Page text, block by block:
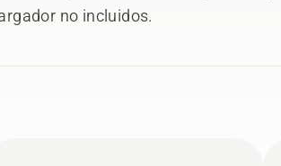
no incluidos.